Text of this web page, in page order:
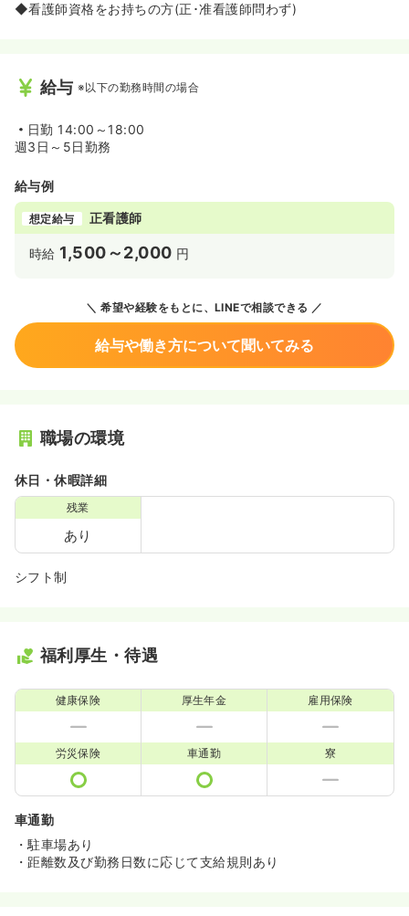
◆看護師資格をお持ちの方(正･准看護師問わず)
給与 ※以下の勤務時間の場合
日勤 14:00～18:00
週3日～5日勤務
給与例
想定給与 正看護師
時給 1,500～2,000 円
希望や経験をもとに、LINEで相談できる
給与や働き方について聞いてみる
職場の環境
休日・休暇詳細
残業
あり
シフト制
福利厚生・待遇
健康保険 厚生年金 雇用保険
労災保険 車通勤 寮
車通勤
・駐車場あり
・距離数及び勤務日数に応じて支給規則あり